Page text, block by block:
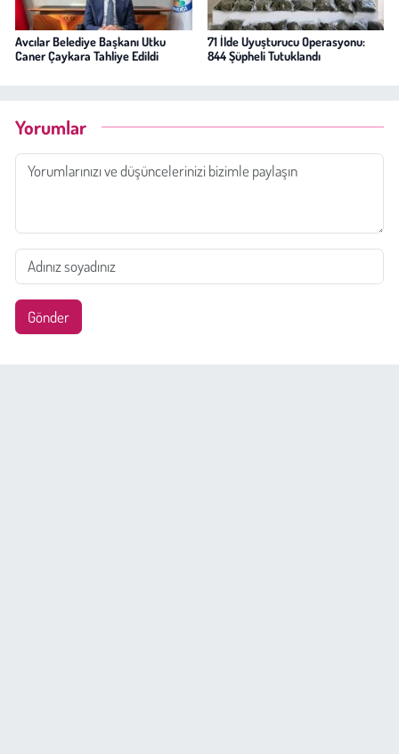
Avcılar Belediye Başkanı Utku
Caner Çaykara Tahliye Edildi
71 İlde Uyuşturucu Operasyonu:
844 Şüpheli Tutuklandı
Yorumlar
Gönder